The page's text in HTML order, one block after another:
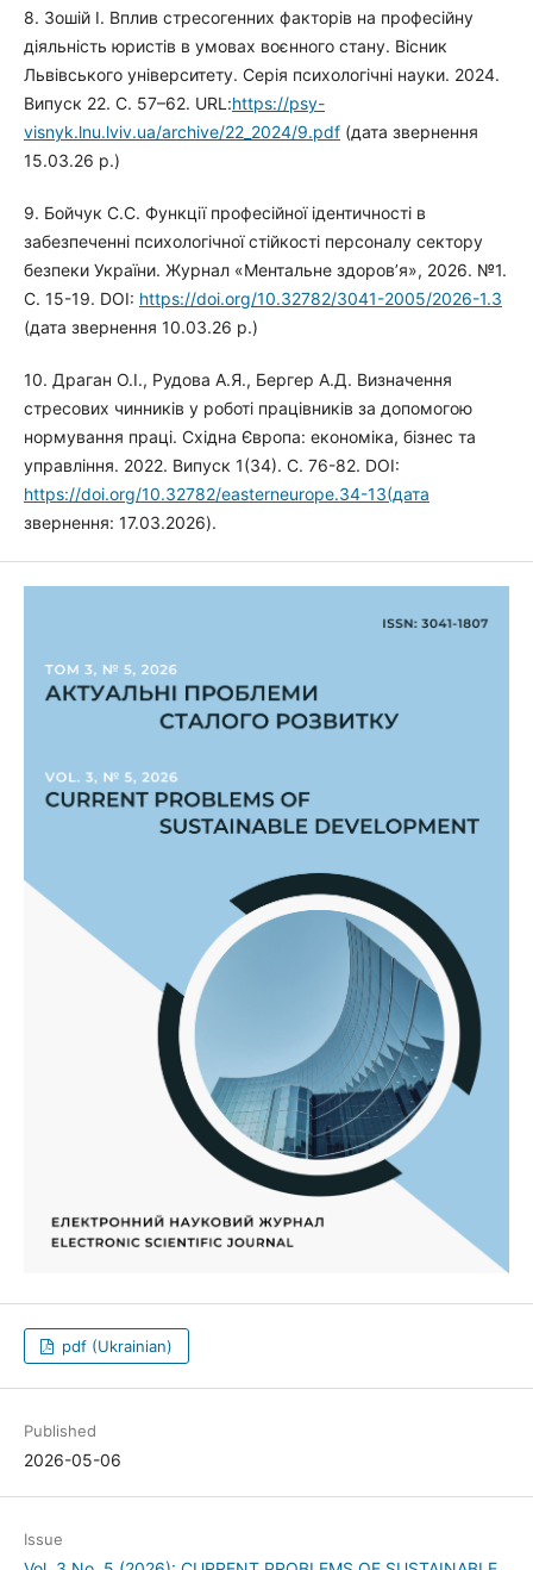
8. Зошій І. Вплив стресогенних факторів на професійну
діяльність юристів в умовах воєнного стану. Вісник
Львівського університету. Серія психологічні науки. 2024.
Випуск 22. С. 57–62. URL:https://psy-
visnyk.lnu.lviv.ua/archive/22_2024/9.pdf(дата звернення
15.03.26 р.)
9. Бойчук С.С. Функції професійної ідентичності в
забезпеченні психологічної стійкості персоналу сектору
безпеки України. Журнал «Ментальне здоров’я», 2026. №1.
C. 15-19. DOI: https://doi.org/10.32782/3041-2005/2026-1.3
(дата звернення 10.03.26 р.)
10. Драган О.І., Рудова А.Я., Бергер А.Д. Визначення
стресових чинників у роботі працівників за допомогою
нормування праці. Східна Європа: економіка, бізнес та
управління. 2022. Випуск 1(34). С. 76-82. DOI:
https://doi.org/10.32782/easterneurope.34-13(дата
звернення: 17.03.2026).
pdf (Ukrainian)
Published
2026-05-06
Issue